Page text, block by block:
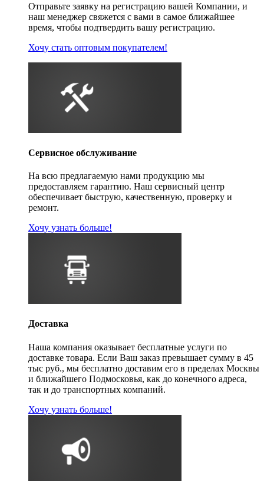
Отправьте заявку на регистрацию вашей Компании, и
наш менеджер свяжется с вами в самое ближайшее
время, чтобы подтвердить вашу регистрацию.
Хочу стать оптовым покупателем!
Сервисное обслуживание
На всю предлагаемую нами продукцию мы
предоставляем гарантию. Наш сервисный центр
обеспечивает быструю, качественную, проверку и
ремонт.
Хочу узнать больше!
Доставка
Наша компания оказывает бесплатные услуги по
доставке товара. Если Ваш заказ превышает сумму в 45
тыс руб., мы бесплатно доставим его в пределах Москвы
и ближайшего Подмосковья, как до конечного адреса,
так и до транспортных компаний.
Хочу узнать больше!